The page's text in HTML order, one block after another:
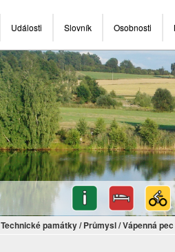
Události Slovník Osobnosti
Technické památky/ Průmysl/Vápenná